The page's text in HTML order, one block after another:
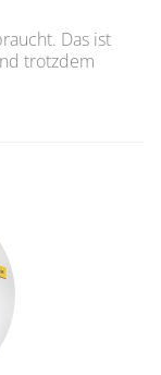
Das ist
trotzdem
Loch?